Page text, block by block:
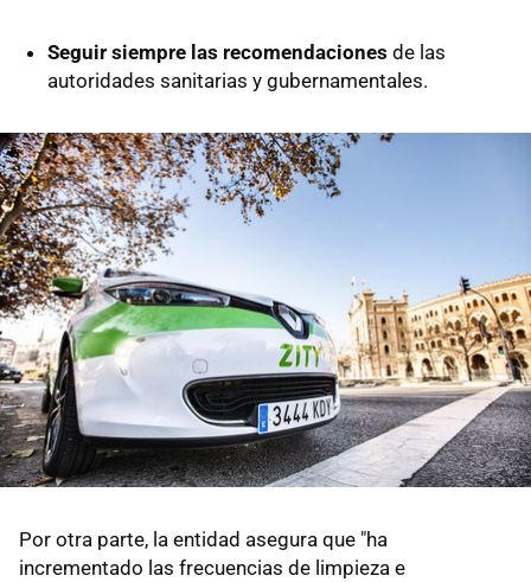
Seguir siempre las recomendaciones de las
autoridades sanitarias y gubernamentales.
Por otra parte, la entidad asegura que "ha
incrementado las frecuencias de limpieza e